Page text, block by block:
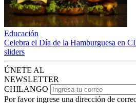
Educación
Celebra el Día de la Hamburguesa en
sliders
ÚNETE AL
NEWSLETTER
CHILANGO
Por favor ingrese una dirección de